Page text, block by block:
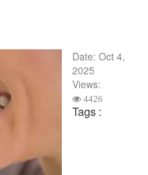
Date: Oct 4,
2025
Views:
4426
Tags :